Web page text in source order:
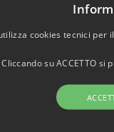
cookies tecnici
Cliccando su ACCETTO si